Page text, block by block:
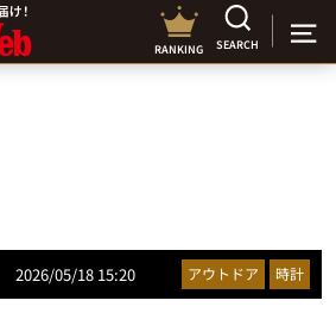
RANKING SEARCH
2026/05/18 15:20 アウトドア 時計